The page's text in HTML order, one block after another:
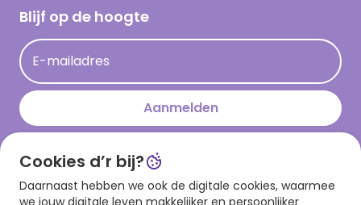
Hallmark Kaartclub
Acties
Persberichten
Op kamp gedichten en versjes
Leuke en grappige op kamp teksten
kamppost inspiratie
Blijf op de hoogte
E-mailadres
Aanmelden
Download onze app
Cookies d’r bij?
Daarnaast hebben we ook de digitale cookies, waarmee
we jouw digitale leven makkelijker en persoonlijker